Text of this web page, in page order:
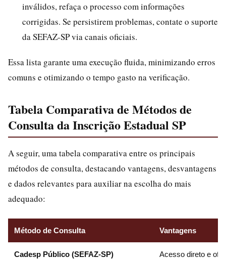
inválidos, refaça o processo com informações
corrigidas. Se persistirem problemas, contate o suporte
da SEFAZ-SP via canais oficiais.
Essa lista garante uma execução fluida, minimizando erros
comuns e otimizando o tempo gasto na verificação.
Tabela Comparativa de Métodos de
Consulta da Inscrição Estadual SP
A seguir, uma tabela comparativa entre os principais
métodos de consulta, destacando vantagens, desvantagens
e dados relevantes para auxiliar na escolha do mais
adequado:
Método de Consulta Vantagens
Cadesp Público (SEFAZ-SP) Acesso direto e